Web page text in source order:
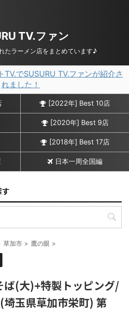
TV.ファン
たラーメン店をまとめています♪
TV.でSUSURU TV.ファンが紹介さ
れました！
[2022年] Best 10店
[2020年] Best 9店
[2018年] Best 17店
日本一周全国編
草加市 > 鷹の眼 >
ば(大)+特製トッピング/
玉県草加市栄町) 第